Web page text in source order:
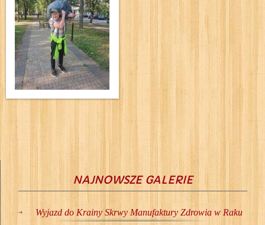
NAJNOWSZE GALERIE
Wyjazd do Krainy Skrwy Manufaktury Zdrowia w Raku